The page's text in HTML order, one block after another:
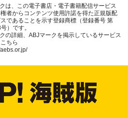
は、この電子書店・電子書籍配信サービス
者からコンテンツ使用許諾を得た正規版配
であることを示す登録商標（登録番号 第
）です。
の詳細、ABJマークを掲示しているサービス
ちら